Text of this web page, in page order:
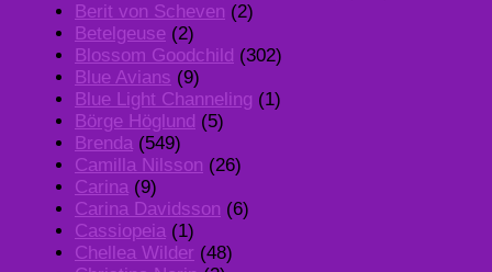
Berit von Scheven (2)
Betelgeuse (2)
Blossom Goodchild (302)
Blue Avians (9)
Blue Light Channeling (1)
Börge Höglund (5)
Brenda (549)
Camilla Nilsson (26)
Carina (9)
Carina Davidsson (6)
Cassiopeia (1)
Chellea Wilder (48)